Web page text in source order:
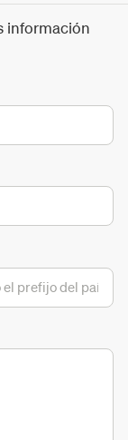
información